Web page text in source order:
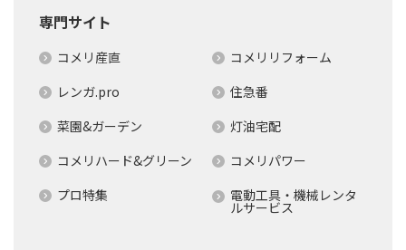
専門サイト
コメリ産直
コメリリフォーム
レンガ.pro
住急番
菜園&ガーデン
灯油宅配
コメリハード&グリーン
コメリパワー
プロ特集
電動工具・機械レンタ
ルサービス